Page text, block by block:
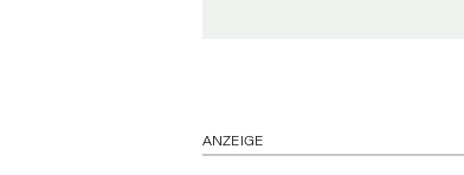
ANZEIGE